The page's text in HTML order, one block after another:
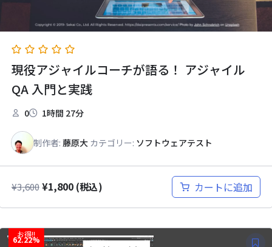
現役アジャイルコーチが語る！ アジャイル
QA 入門と実践
0 1時間 27分
制作者: 藤原大カテゴリー: ソフトウェアテスト
¥3,600 ¥1,800 (税込) カートに追加
お得!!
62.22%